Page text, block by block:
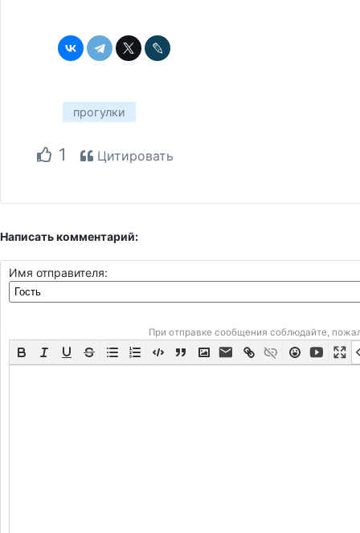
прогулки
1 Цитировать
Написать комментарий:
Имя отправителя:
При отправке сообщения соблюдайте,